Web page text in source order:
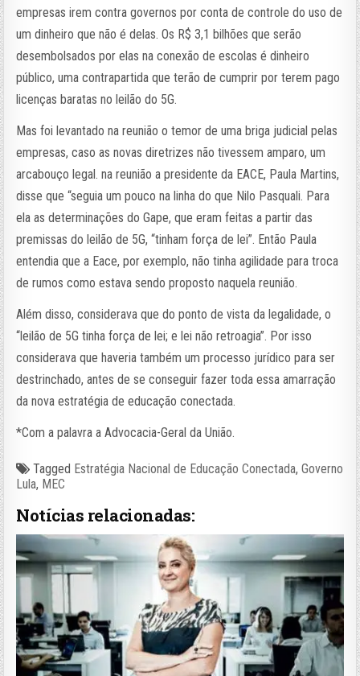
empresas irem contra governos por conta de controle do uso de
um dinheiro que não é delas. Os R$ 3,1 bilhões que serão
desembolsados por elas na conexão de escolas é dinheiro
público, uma contrapartida que terão de cumprir por terem pago
licenças baratas no leilão do 5G.
Mas foi levantado na reunião o temor de uma briga judicial pelas
empresas, caso as novas diretrizes não tivessem amparo, um
arcabouço legal. na reunião a presidente da EACE, Paula Martins,
disse que “seguia um pouco na linha do que Nilo Pasquali. Para
ela as determinações do Gape, que eram feitas a partir das
premissas do leilão de 5G, “tinham força de lei”. Então Paula
entendia que a Eace, por exemplo, não tinha agilidade para troca
de rumos como estava sendo proposto naquela reunião.
Além disso, considerava que do ponto de vista da legalidade, o
“leilão de 5G tinha força de lei; e lei não retroagia”. Por isso
considerava que haveria também um processo jurídico para ser
destrinchado, antes de se conseguir fazer toda essa amarração
da nova estratégia de educação conectada.
*Com a palavra a Advocacia-Geral da União.
Tagged Estratégia Nacional de Educação Conectada,Governo
Lula, MEC
Notícias relacionadas: